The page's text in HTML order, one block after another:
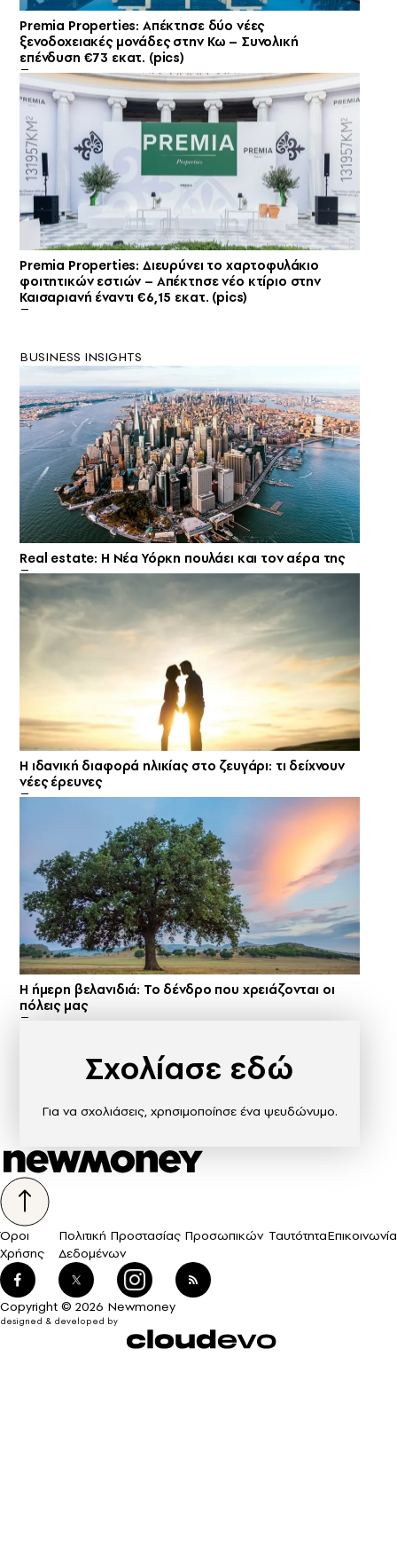
Premia Properties: Απέκτησε δύο νέες
ξενοδοχειακές μονάδες στην Κω – Συνολική
επένδυση €73 εκατ. (pics)
Premia Properties: Διευρύνει το χαρτοφυλάκιο
φοιτητικών εστιών – Απέκτησε νέο κτίριο στην
Καισαριανή έναντι €6,15 εκατ. (pics)
BUSINESS INSIGHTS
Real estate: H Νέα Υόρκη πουλάει και τον αέρα της
Η ιδανική διαφορά ηλικίας στο ζευγάρι: τι δείχνουν
νέες έρευνες
Η ήμερη βελανιδιά: Το δένδρο που χρειάζονται οι
πόλεις μας
Σχολίασε εδώ
Για να σχολιάσεις, χρησιμοποίησε ένα ψευδώνυμο.
Όροι
Χρήσης
Πολιτική Προστασίας Προσωπικών
Δεδομένων
ΤαυτότηταΕπικοινωνία
Copyright © 2026 Newmoney
designed & developed by